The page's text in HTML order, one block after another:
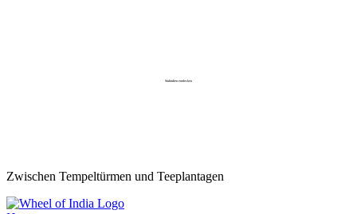
Südindien entdecken
Zwischen Tempeltürmen und Teeplantagen